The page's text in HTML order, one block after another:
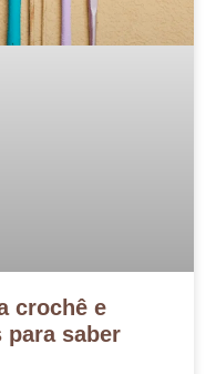
crochê e
para saber